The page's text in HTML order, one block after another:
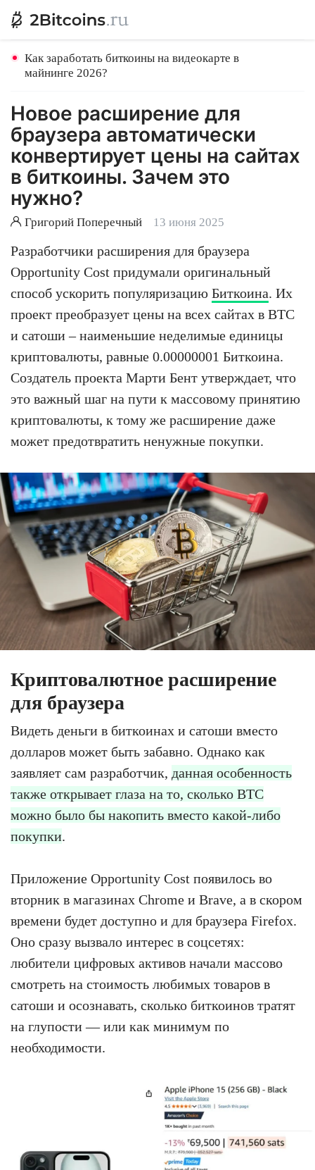
Как заработать биткоины на видеокарте в
майнинге 2026?
Новое расширение для
браузера автоматически
конвертирует цены на сайтах
в биткоины. Зачем это
нужно?
Григорий Поперечный 13 июня 2025
Разработчики расширения для браузера
Opportunity Cost придумали оригинальный
способ ускорить популяризацию Биткоина. Их
проект преобразует цены на всех сайтах в BTC
и сатоши – наименьшие неделимые единицы
криптовалюты, равные 0.00000001 Биткоина.
Создатель проекта Марти Бент утверждает, что
это важный шаг на пути к массовому принятию
криптовалюты, к тому же расширение даже
может предотвратить ненужные покупки.
Криптовалютное расширение
для браузера
Видеть деньги в биткоинах и сатоши вместо
долларов может быть забавно. Однако как
заявляет сам разработчик, данная особенность
также открывает глаза на то, сколько BTC
можно было бы накопить вместо какой-либо
покупки.
Приложение Opportunity Cost появилось во
вторник в магазинах Chrome и Brave, а в скором
времени будет доступно и для браузера Firefox.
Оно сразу вызвало интерес в соцсетях:
любители цифровых активов начали массово
смотреть на стоимость любимых товаров в
сатоши и осознавать, сколько биткоинов тратят
на глупости — или как минимум по
необходимости.